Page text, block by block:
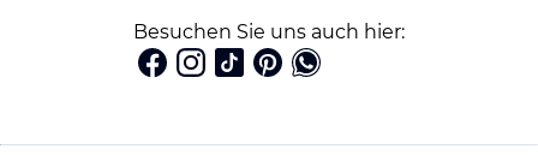
Besuchen Sie uns auch hier: